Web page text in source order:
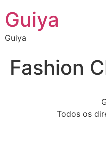
Guiya
Guiya
Fashion
Todos os